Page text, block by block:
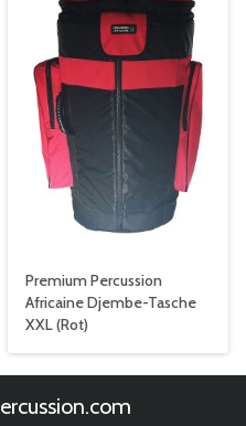
Premium Percussion
Africaine Djembe-Tasche
XXL (Rot)
percussion.com